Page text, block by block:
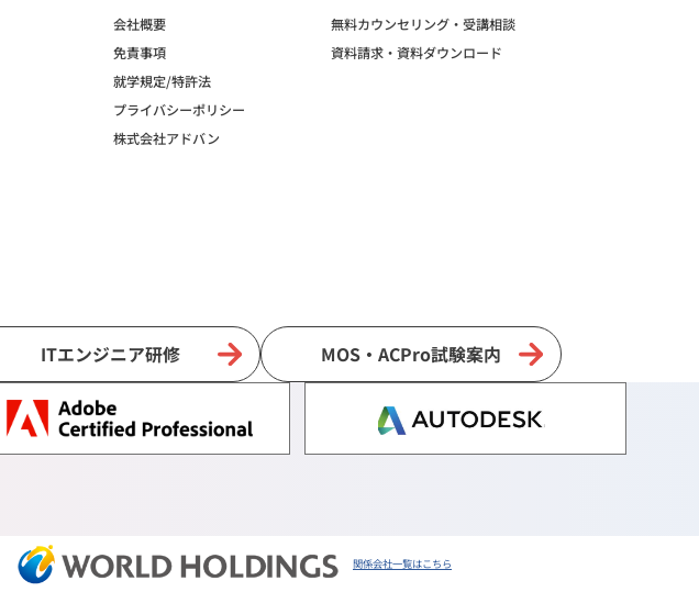
会社概要
免責事項
就学規定/特許法
プライバシーポリシー
株式会社アドバン
無料カウンセリング・受講相談
資料請求・資料ダウンロード
ITエンジニア研修 MOS・ACPro試験案内
関係会社一覧はこちら